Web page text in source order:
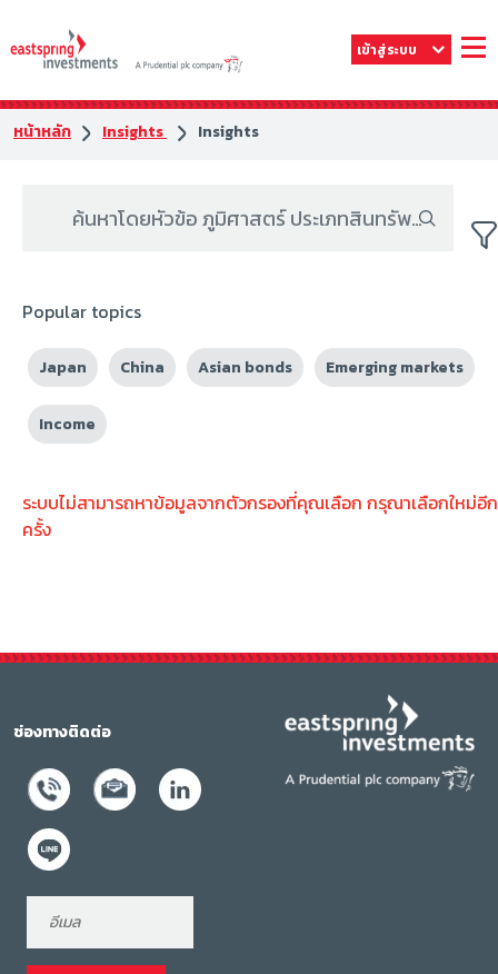
เข้าสู่ระบบ
หน้าหลัก Insights Insights
Popular topics
Japan China Asian bonds Emerging markets
Income
ระบบไม่สามารถหาข้อมูลจากตัวกรองที่คุณเลือก กรุณาเลือกใหม่อีก
ครั้ง
ช่องทางติดต่อ